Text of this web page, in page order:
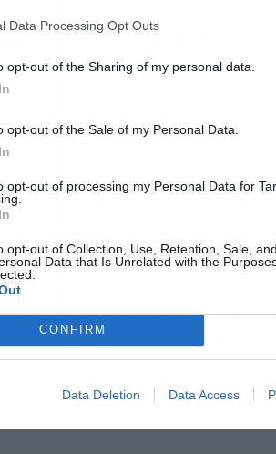
Data Processing Opt Outs
opt-out of the Sharing of my personal data.
opt-out of the Sale of my Personal Data.
opt-out of processing my Personal Data for
opt-out of Collection, Use, Retention, Sale,
Data that Is Unrelated with the
CONFIRM
Data Deletion Data Access
ιδιοκτήτης φαρμακείου, ο
εργαστήριο
άδεια του ΕΟΦ και χωρίς να
παρασκευή στείρων
δέκα μέλη της
συμμετείχαν στην
ιστοσελίδων και
είτε μέσω εταιρείας
και λειτουργούσε χωρίς τη
Εγγραφή στο
newsletter
Αποδέχομαι τουςόρους
Εγγραφή